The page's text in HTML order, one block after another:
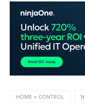
HOME + CONTROL